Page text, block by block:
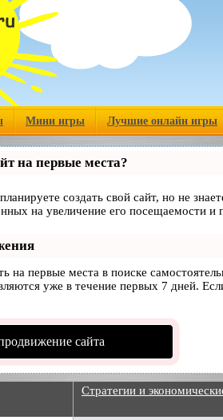
Мини игры Лучшие онлайн игры
на первые места?
создать свой сайт, но не
на увеличение его посещаемости
на первые места в поиске
уже в течение первых 7 дней.
сайта
Стратегии и